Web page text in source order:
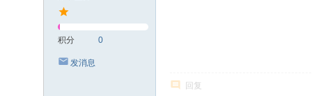
积分 0
发消息
回复